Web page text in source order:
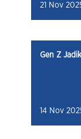
21 Nov
Gen Z
14 Nov